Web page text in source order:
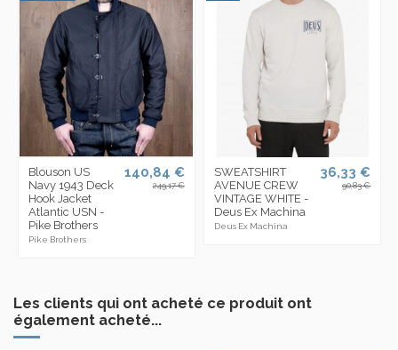
Blouson US
Navy 1943 Deck
Hook Jacket
Atlantic USN -
Pike Brothers
Pike Brothers
140,84 €
249,17 €
SWEATSHIRT
AVENUE CREW
VINTAGE WHITE -
Deus Ex Machina
Deus Ex Machina
36,33 €
90,83 €
Les clients qui ont acheté ce produit ont
également acheté...